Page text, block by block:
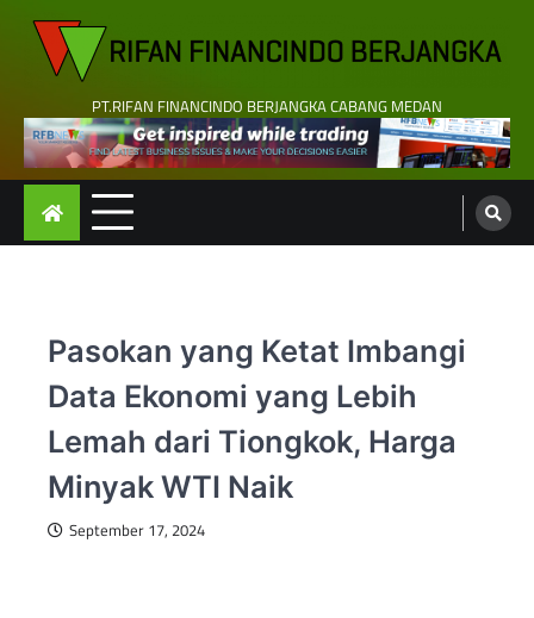
content
PT.RIFAN FINANCINDO BERJANGKA CABANG MEDAN
Pasokan yang Ketat Imbangi
Data Ekonomi yang Lebih
Lemah dari Tiongkok, Harga
Minyak WTI Naik
September 17, 2024